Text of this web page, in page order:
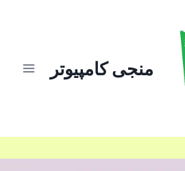
منجی کامپیوتر